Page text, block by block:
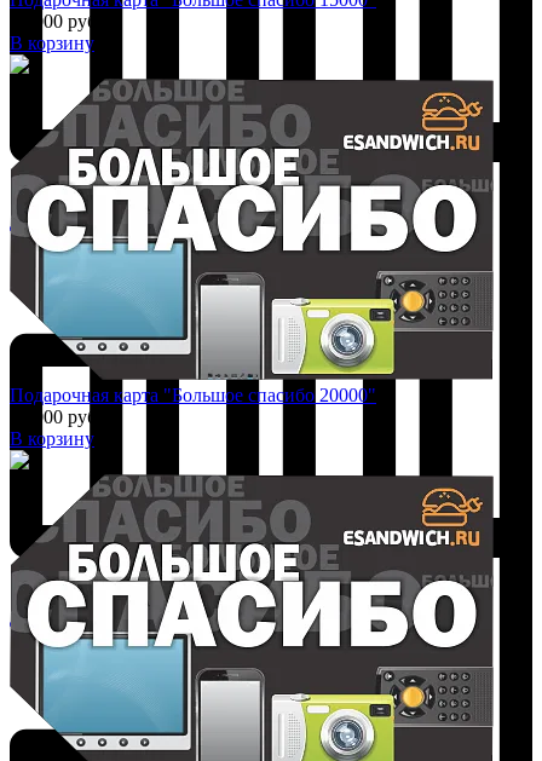
Добавить к сравнению
15 000 руб.
В корзину
Добавить к сравнению
Подарочная карта "Большое спасибо 20000"
20 000 руб.
В корзину